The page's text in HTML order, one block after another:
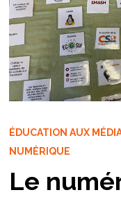
ÉDUCATION AUX
NUMÉRIQUE
Le